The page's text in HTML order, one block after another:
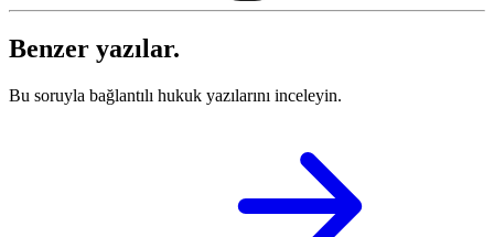
Benzer yazılar.
Bu soruyla bağlantılı hukuk yazılarını inceleyin.